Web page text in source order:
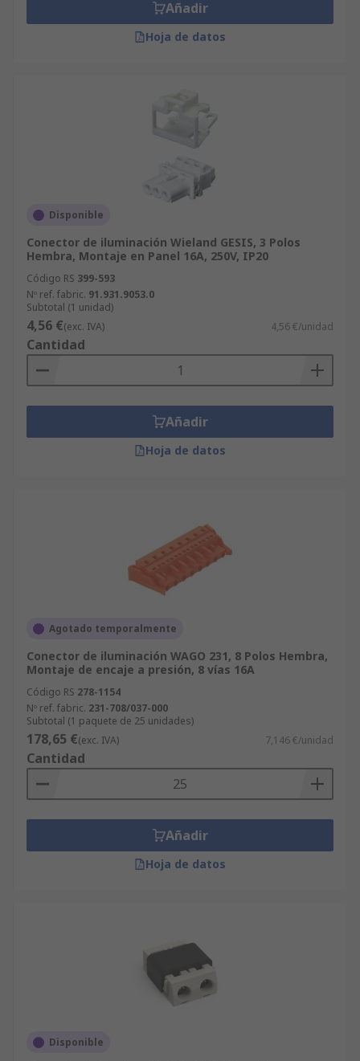
Añadir
Hoja de datos
Disponible
Conector de iluminación Wieland GESIS, 3 Polos
Hembra, Montaje en Panel 16A, 250V, IP20
Código RS 399-593
Nº ref. fabric. 91.931.9053.0
Subtotal (1 unidad)
4,56 €(exc. IVA) 4,56 €/unidad
Cantidad
Añadir
Hoja de datos
Agotado temporalmente
Conector de iluminación WAGO 231, 8 Polos Hembra,
Montaje de encaje a presión, 8 vías 16A
Código RS 278-1154
Nº ref. fabric. 231-708/037-000
Subtotal (1 paquete de 25 unidades)
178,65 €(exc. IVA) 7,146 €/unidad
Cantidad
Añadir
Hoja de datos
Disponible